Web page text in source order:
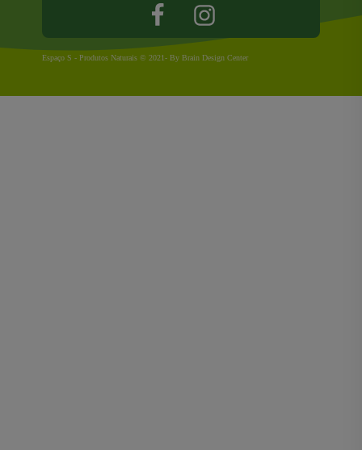
Espaço S - Produtos Naturais © 2021- By Brain Design Center